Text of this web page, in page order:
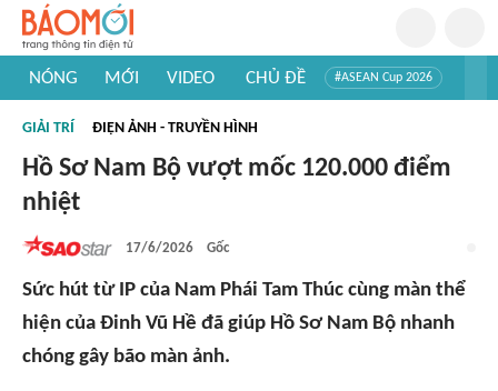
NÓNG MỚI VIDEO CHỦ ĐỀ #ASEAN Cup 2026
#Khám phá thế giới
GIẢI TRÍ ĐIỆN ẢNH - TRUYỀN HÌNH
Hồ Sơ Nam Bộ vượt mốc 120.000 điểm
nhiệt
17/6/2026 Gốc
Sức hút từ IP của Nam Phái Tam Thúc cùng màn thể
hiện của Đinh Vũ Hề đã giúp Hồ Sơ Nam Bộ nhanh
chóng gây bão màn ảnh.